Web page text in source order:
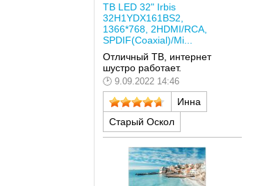
ТВ LED 32" Irbis
32H1YDX161BS2,
1366*768, 2HDMI/RCA,
SPDIF(Coaxial)/Mi...
Отличный ТВ, интернет
шустро работает.
9.09.2022 14:46
Инна
Старый Оскол